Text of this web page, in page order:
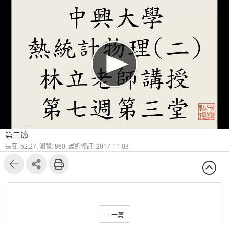
第三節
長度: 52:27, 瀏覽: 860, 最近修訂: 2017-11-03
上一篇